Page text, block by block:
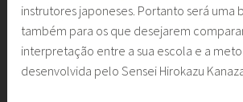
instrutores japoneses. Portanto será uma
também para os que desejarem
interpretação entre a sua escola e a
desenvolvida pelo Sensei Hirokazu